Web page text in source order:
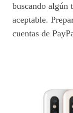
buscando algún
aceptable.
cuentas de